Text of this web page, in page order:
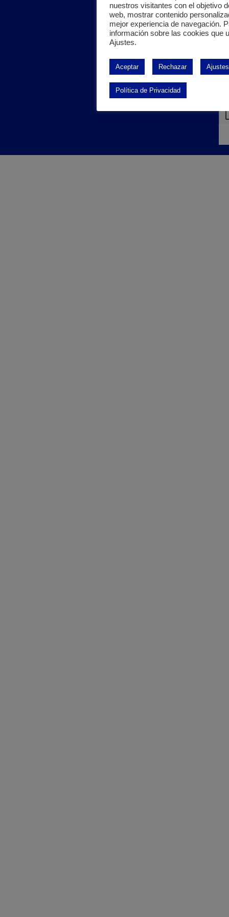
nuestros visitantes con el objetivo
web, mostrar contenido
mejor experiencia de navegación.
información sobre las cookies que
Ajustes.
Aceptar Rechazar Ajustes
Política de Privacidad